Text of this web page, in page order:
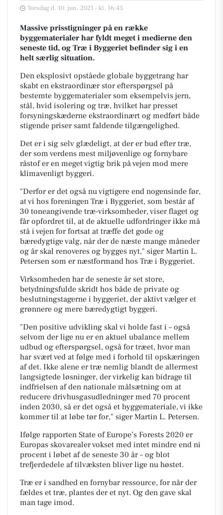
Torsdag d. 10. jun. 2021 - kl. 16:43
Massive prisstigninger på en række
byggematerialer har fyldt meget i medierne den
seneste tid, og Træ i Byggeriet befinder sig i en
helt særlig situation.
Den eksplosivt opståede globale byggetrang har
skabt en ekstraordinær stor efterspørgsel på
bestemte byggematerialer som eksempelvis jern,
stål, hvid isolering og træ, hvilket har presset
forsyningskæderne ekstraordinært og medført både
stigende priser samt faldende tilgængelighed.
Det er i sig selv glædeligt, at der er bud efter træ,
der som verdens mest miljøvenlige og fornybare
råstof er en meget vigtig brik på vejen mod mere
klimavenligt byggeri.
"Derfor er det også nu vigtigere end nogensinde før,
at vi hos foreningen Træ i Byggeriet, som består af
30 toneangivende træ-virksomheder, viser flaget og
får opfordret til, at de aktuelle udfordringer ikke må
stå i vejen for fortsat at træffe det gode og
bæredygtige valg, når der de næste mange måneder
og år skal renoveres og bygges nyt," siger Martin L.
Petersen som er næstformand hos Træ i Byggeriet.
Virksomheden har de seneste år set store,
betydningsfulde skridt hos både de private og
beslutningstagerne i byggeriet, der aktivt vælger et
grønnere og mere bæredygtigt byggeri.
"Den positive udvikling skal vi holde fast i – også
selvom der lige nu er en aktuel ubalance mellem
udbud og efterspørgsel, også for træet, hvor man
har svært ved at følge med i forhold til opskæringen
af det. Ikke alene er træ nemlig blandt de allermest
langsigtede løsninger, der virkelig kan bidrage til
indfrielsen af den nationale målsætning om at
reducere drivhusgasudledninger med 70 procent
inden 2030, så er det også et byggemateriale, vi ikke
kommer til at løbe tør for," siger Martin L. Petersen.
Ifølge rapporten State of Europe’s Forests 2020 er
Europas skovarealer vokset med intet mindre end ni
procent i løbet af de seneste 30 år – og blot
trefjerdedele af tilvæksten bliver lige nu høstet.
Træ er i sandhed en fornybar ressource, for når der
fældes et træ, plantes der et nyt. Og den gave skal
man tage imod.